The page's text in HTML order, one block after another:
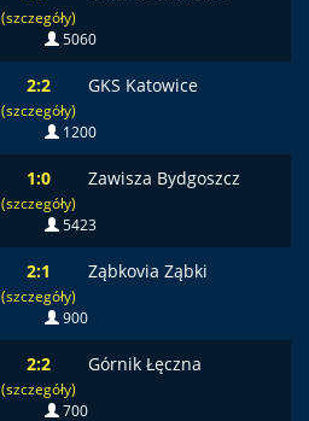
(szczegóły)
5060
2:2
(szczegóły)
GKS Katowice
1200
1:0
(szczegóły)
Zawisza Bydgoszcz
5423
2:1
(szczegóły)
Ząbkovia Ząbki
900
2:2
(szczegóły)
Górnik Łęczna
700